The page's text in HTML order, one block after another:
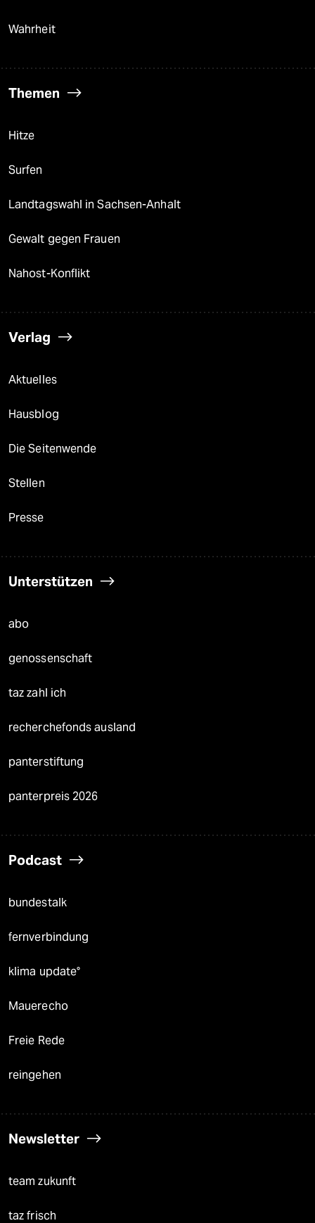
Wahrheit
Themen
Hitze
Surfen
Landtagswahl in Sachsen-Anhalt
Gewalt gegen Frauen
Nahost-Konflikt
Verlag
Aktuelles
Hausblog
Die Seitenwende
Stellen
Presse
Unterstützen
abo
genossenschaft
taz zahl ich
recherchefonds ausland
panterstiftung
panterpreis 2026
Podcast
bundestalk
fernverbindung
klima update°
Mauerecho
Freie Rede
reingehen
Newsletter
team zukunft
taz frisch